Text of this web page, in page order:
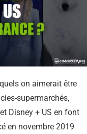
on aimerait être
supermarchés,
Disney + US en font
en novembre 2019